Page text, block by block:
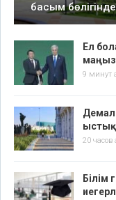
басым
Ел
9 минут
20 часов
Білім